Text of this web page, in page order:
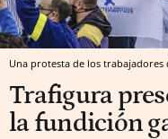
Una protesta de los trabajadores
Trafigura
la fundición